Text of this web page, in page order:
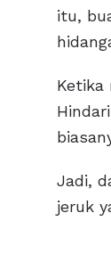
itu,
Ketika
Jadi,
jeruk